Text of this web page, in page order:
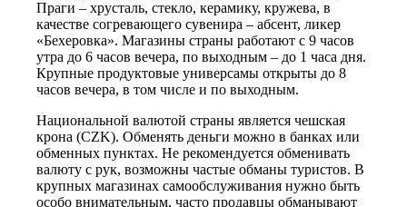
Праги – хрусталь, стекло, керамику, кружева, в
качестве согревающего сувенира – абсент, ликер
«Бехеровка». Магазины страны работают с 9 часов
утра до 6 часов вечера, по выходным – до 1 часа дня.
Крупные продуктовые универсамы открыты до 8
часов вечера, в том числе и по выходным.
Национальной валютой страны является чешская
крона (CZK). Обменять деньги можно в банках или
обменных пунктах. Не рекомендуется обменивать
валюту с рук, возможны частые обманы туристов. В
крупных магазинах самообслуживания нужно быть
особо внимательным, часто продавцы обманывают